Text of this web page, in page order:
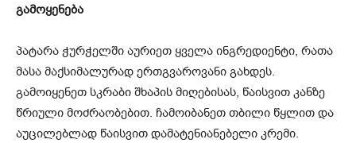
გამოყენება
პატარა ჭურჭელში აურიეთ ყველა ინგრედიენტი, რათა
მასა მაქსიმალურად ერთგვაროვანი გახდეს.
გამოიყენეთ სკრაბი შხაპის მიღებისას, წაისვით კანზე
წრიული მოძრაობებით. ჩამოიბანეთ თბილი წყლით და
აუცილებლად წაისვით დამატენიანებელი კრემი.